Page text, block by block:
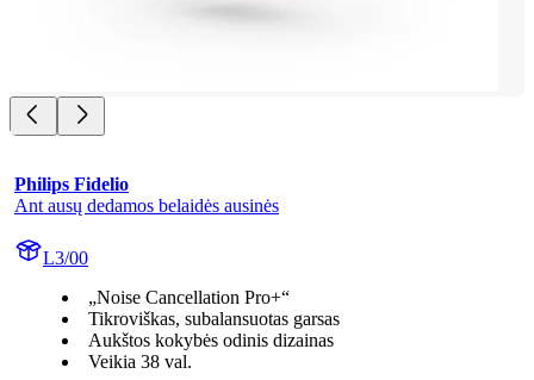
Philips Fidelio
Ant ausų dedamos belaidės ausinės
L3/00
„Noise Cancellation Pro+“
Tikroviškas, subalansuotas garsas
Aukštos kokybės odinis dizainas
Veikia 38 val.